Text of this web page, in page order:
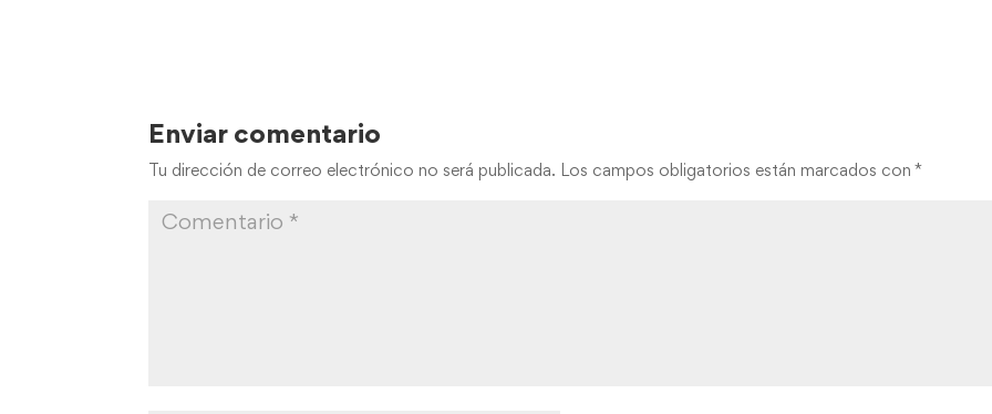
Enviar comentario
Tu dirección de correo electrónico no será publicada. Los campos obligatorios están marcados con*